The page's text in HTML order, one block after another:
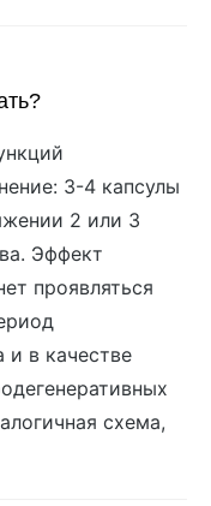
3-4 капсулы
2 или 3
Эффект
проявляться
и в качестве
схема,